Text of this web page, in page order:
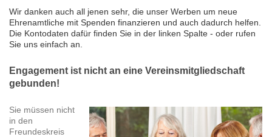
Wir danken auch all jenen sehr, die unser Werben um neue
Ehrenamtliche mit Spenden finanzieren und auch dadurch helfen.
Die Kontodaten dafür finden Sie in der linken Spalte - oder rufen
Sie uns einfach an.
Engagement ist nicht an eine Vereinsmitgliedschaft
gebunden!
Sie müssen nicht
in den
Freundeskreis